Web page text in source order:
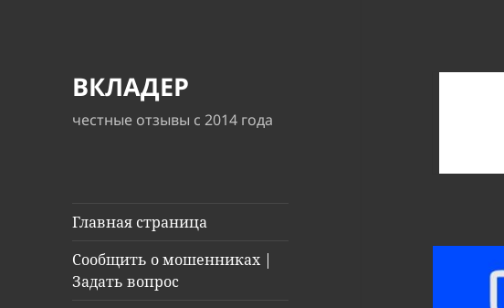
ВКЛАДЕР
честные отзывы с 2014 года
Главная страница
Сообщить о мошенниках |
Задать вопрос